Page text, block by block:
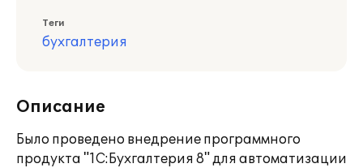
Теги
бухгалтерия
Описание
Было проведено внедрение программного
продукта "1С:Бухгалтерия 8" для автоматизации